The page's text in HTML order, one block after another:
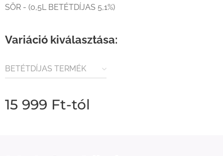
SÖR - (0,5L BETÉTDÍJAS 5,1%)
Variáció kiválasztása:
BETÉTDÍJAS TERMÉK
15 999 Ft-tól